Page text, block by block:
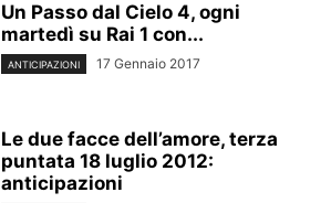
Un Passo dal Cielo 4, ogni
martedì su Rai 1 con...
ANTICIPAZIONI 17 Gennaio 2017
Le due facce dell’amore, terza
puntata 18 luglio 2012:
anticipazioni